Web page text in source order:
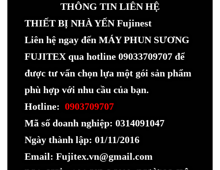
THÔNG TIN LIÊN HỆ
THIẾT BỊ NHÀ YẾN Fujinest
Liên hệ ngay đến MÁY PHUN SƯƠNG
FUJITEX qua hotline 09033709707 để
được tư vấn chọn lựa một gói sản phẩm
phù hợp với nhu cầu của bạn.
Hotline: 0903709707
Mã số doanh nghiệp: 0314091047
Ngày thành lập: 01/11/2016
Email: Fujitex.vn@gmail.com